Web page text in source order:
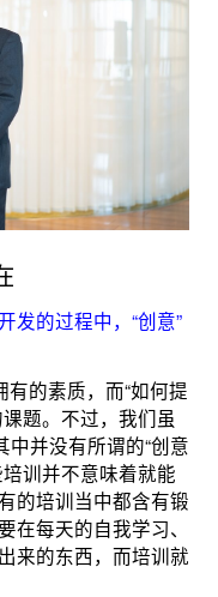
的过程中，“创意”
有的素质，而“如何提
题。不过，我们虽
并没有所谓的“创意
训并不意味着就能
的培训当中都含有锻
每天的自我学习、
来的东西，而培训就